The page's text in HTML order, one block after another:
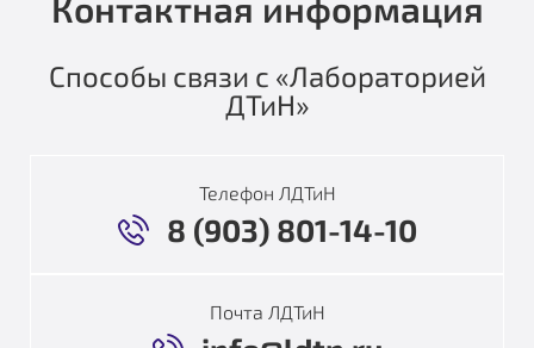
Способы связи с «Лабораторией
ДТиН»
Телефон ЛДТиН
8 (903) 801-14-10
Почта ЛДТиН